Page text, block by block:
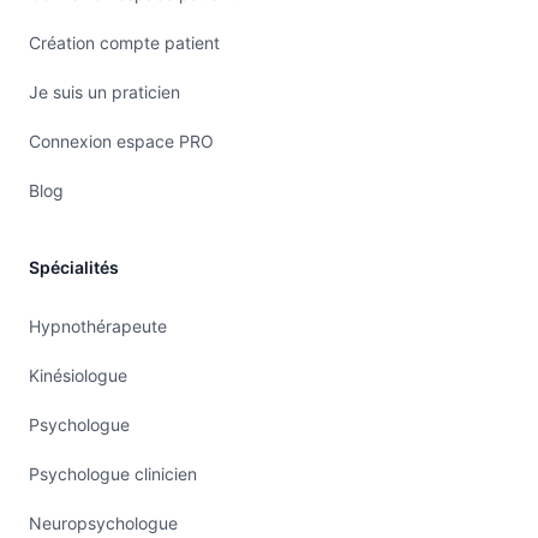
écoute subtile
Les soins énergétiques permettent d’agir au-delà
sensibles, en transition, en perte d’élan ou en
un toucher subtil, et un rééquilibrage doux du
Les bienfaits souvent ressentis :
recentrage émotionnel
allègement de la fatigue
meilleur ancrage
Création compte patient
Je suis un praticien
Connexion espace PRO
Blog
Spécialités
Hypnothérapeute
Kinésiologue
Psychologue
Psychologue clinicien
Neuropsychologue